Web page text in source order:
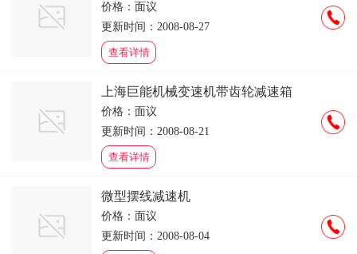
价格：面议
更新时间：2008-08-27
查看详情
上海巨能机械变速机带齿轮减速箱
价格：面议
更新时间：2008-08-21
查看详情
微型摆线减速机
价格：面议
更新时间：2008-08-04